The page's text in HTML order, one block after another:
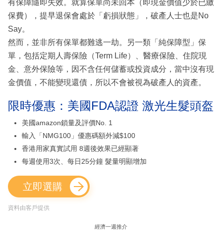
有保障隨即失效。就算保單尚未回本（即現金價值少於已繳
保費），提早退保會處於「虧損狀態」，破產人士也是No
Say。
然而，並非所有保單都難逃一劫。另一類「純保障型」保
單，包括定期人壽保險（Term Life）、醫療保險、住院現
金、意外保險等，因不含任何儲蓄或投資成分，當中沒有現
金價值，不能變現還債，所以不會被視為破產人的資產。
限時優惠：美國FDA認證 激光生髮頭盔
美國amazon鎖量及評價No. 1
輸入「NMG100」優惠碼額外減$100
香港用家真實試用 8週後效果已經顯著
每週使用3次、每日25分鐘 髮量明顯增加
立即選購
資料由客戶提供
經濟一週推介